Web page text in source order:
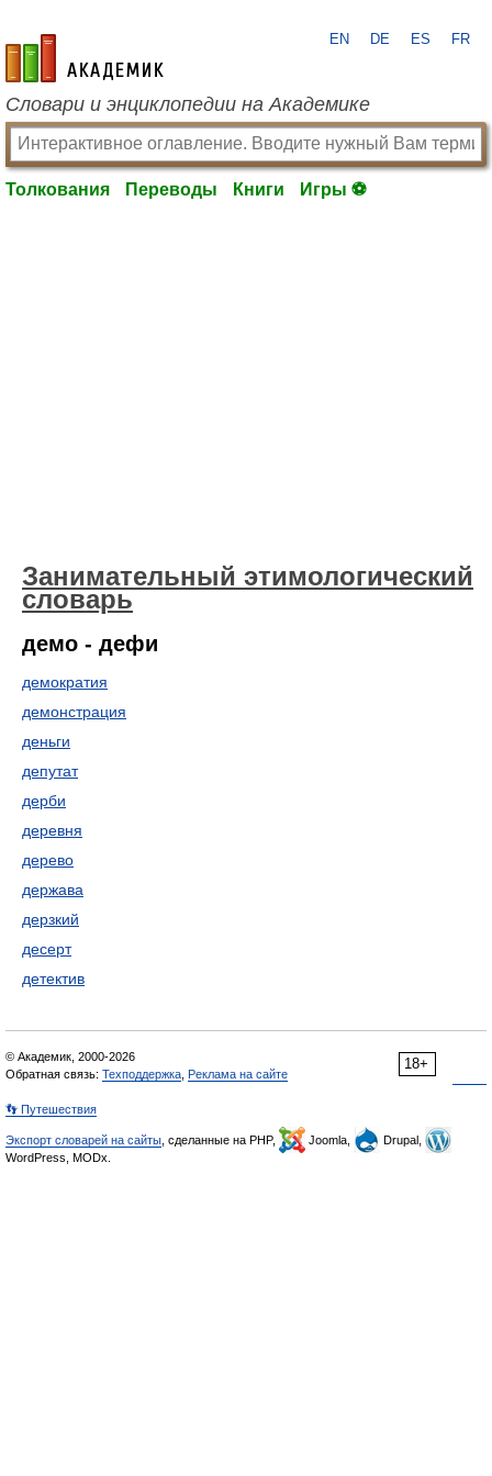
academic.ru
EN DE ES FR
Словари и энциклопедии на Академике
Толкования Переводы Книги Игры ⚽
Занимательный этимологический
словарь
демо - дефи
демократия
демонстрация
деньги
депутат
дерби
деревня
дерево
держава
дерзкий
десерт
детектив
18+
© Академик, 2000-2026
Обратная связь: Техподдержка Реклама на сайте
👣 Путешествия
Экспорт словарей на сайты , сделанные на PHP, Joomla,
Drupal,
WordPress, MODx.